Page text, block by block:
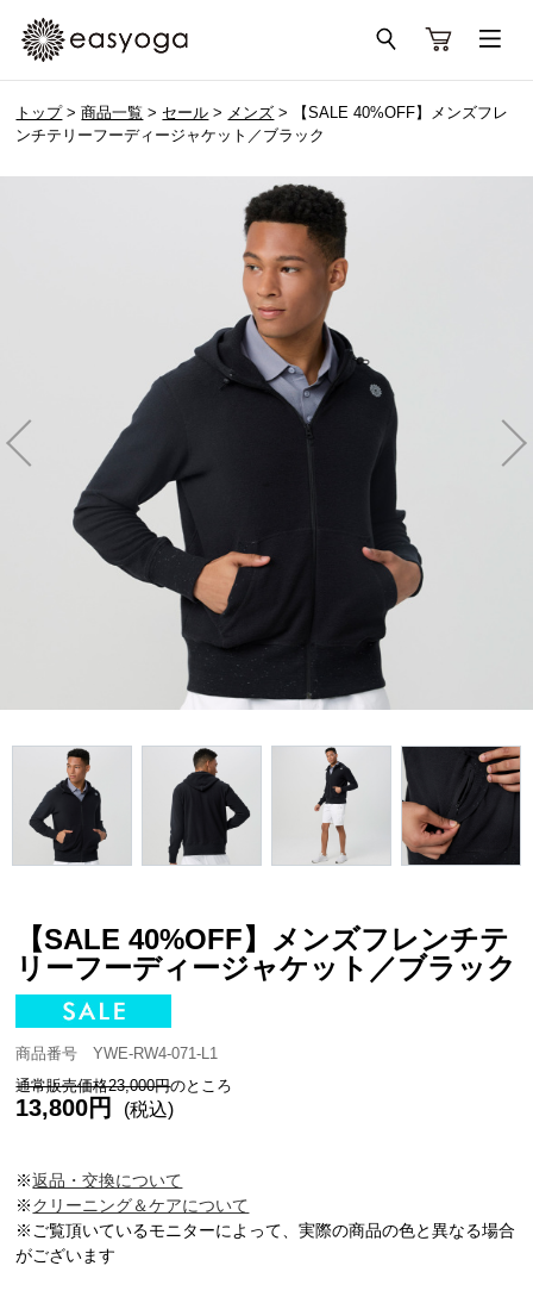
トップ>商品一覧 > セール > メンズ > 【SALE 40%OFF】メンズフレ
ンチテリーフーディージャケット／ブラック
【SALE 40%OFF】メンズフレンチテ
リーフーディージャケット／ブラック
商品番号 YWE-RW4-071-L1
通常販売価格23,000円のところ
13,800円 (税込)
※返品・交換について
※クリーニング＆ケアについて
※ご覧頂いているモニターによって、実際の商品の色と異なる場合
がございます